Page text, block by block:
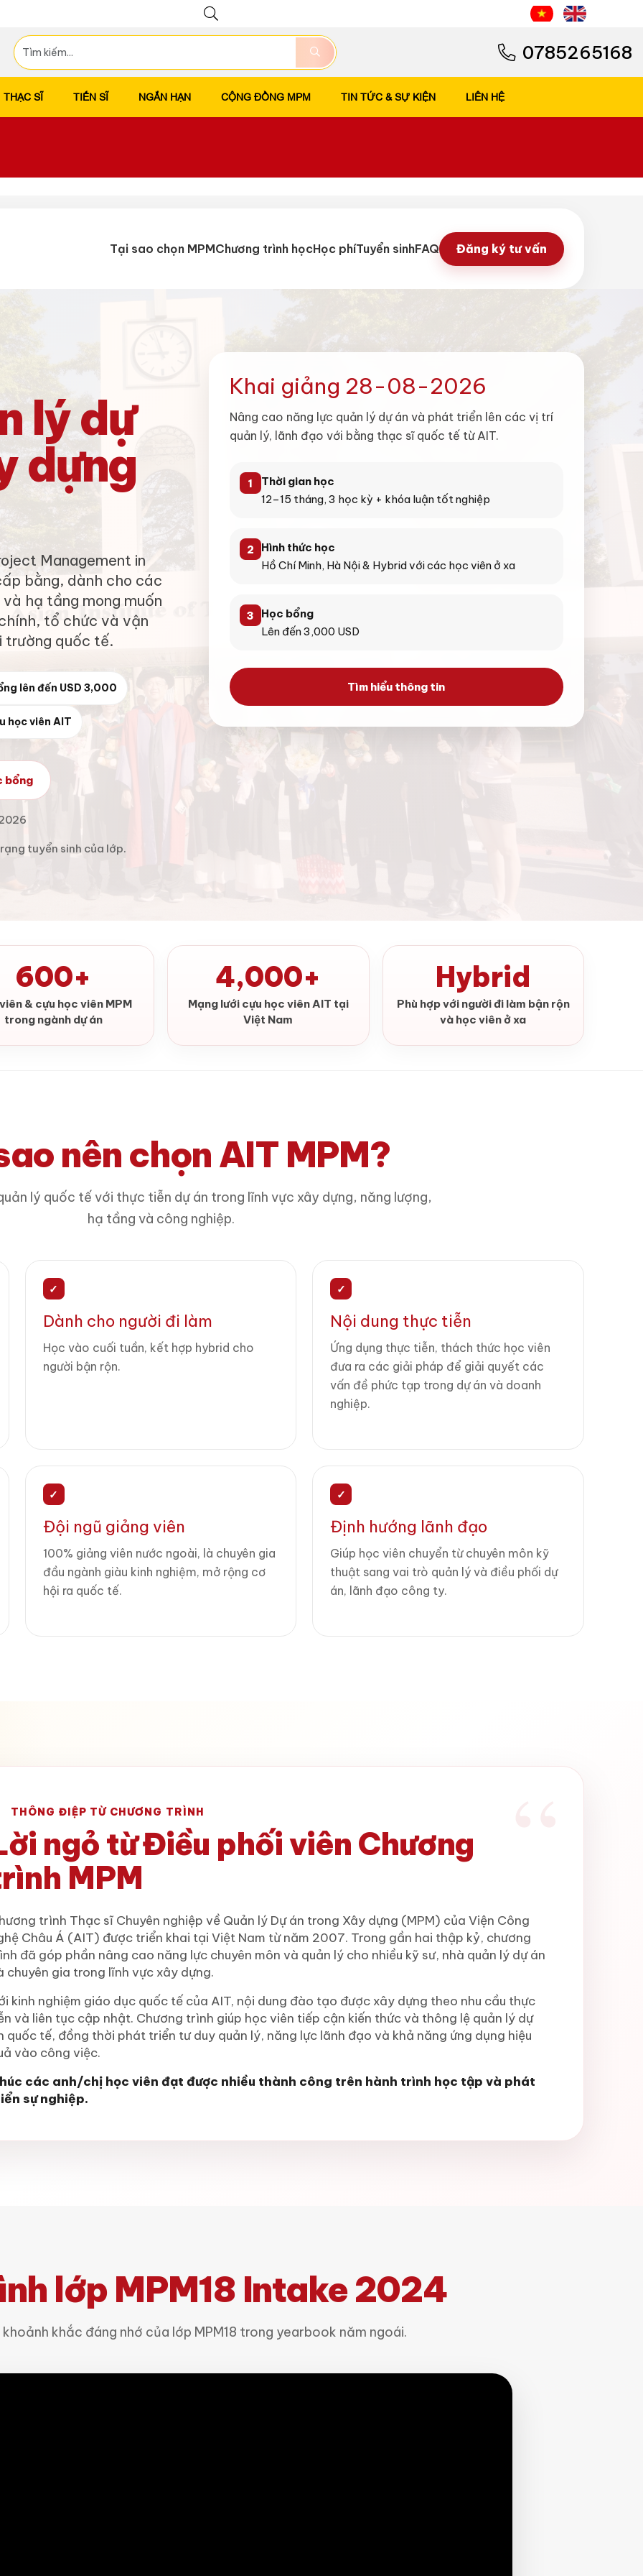
0785265168
THẠC SĨ TIẾN SĨ NGẮN HẠN CỘNG ĐỒNG MPM TIN TỨC & SỰ KIỆN LIÊN HỆ
Tại sao chọn MPMChương trình họcHọc phíTuyển sinhFAQ Đăng ký tư vấn
lý dự
dựng
Management in
bằng, dành cho các
hạ tầng mong muốn
tổ chức và vận
trường quốc tế.
lên đến USD 3,000
học viên AIT
bổng
tuyển sinh của lớp.
Khai giảng 28-08-2026
Nâng cao năng lực quản lý dự án và phát triển lên các vị trí
quản lý, lãnh đạo với bằng thạc sĩ quốc tế từ AIT.
1
Thời gian học
12–15 tháng, 3 học kỳ + khóa luận tốt nghiệp
2 Hình thức học
Hồ Chí Minh, Hà Nội & Hybrid với các học viên ở xa
3 Học bổng
Lên đến 3,000 USD
Tìm hiểu thông tin
600+
& cựu học viên MPM
trong ngành dự án
4,000+
Mạng lưới cựu học viên AIT tại
Việt Nam
Hybrid
Phù hợp với người đi làm bận rộn
và học viên ở xa
nên chọn AIT MPM?
lý quốc tế với thực tiễn dự án trong lĩnh vực xây dựng, năng lượng,
hạ tầng và công nghiệp.
✓
Dành cho người đi làm
Học vào cuối tuần, kết hợp hybrid cho
người bận rộn.
✓
Nội dung thực tiễn
Ứng dụng thực tiễn, thách thức học viên
đưa ra các giải pháp để giải quyết các
vấn đề phức tạp trong dự án và doanh
nghiệp.
✓
Đội ngũ giảng viên
100% giảng viên nước ngoài, là chuyên gia
đầu ngành giàu kinh nghiệm, mở rộng cơ
hội ra quốc tế.
✓
Định hướng lãnh đạo
Giúp học viên chuyển từ chuyên môn kỹ
thuật sang vai trò quản lý và điều phối dự
án, lãnh đạo công ty.
THÔNG ĐIỆP TỪ CHƯƠNG TRÌNH
ngỏ từ Điều phối viên Chương
MPM
trình Thạc sĩ Chuyên nghiệp về Quản lý Dự án trong Xây dựng (MPM) của Viện Công
Châu Á (AIT) được triển khai tại Việt Nam từ năm 2007. Trong gần hai thập kỷ, chương
đã góp phần nâng cao năng lực chuyên môn và quản lý cho nhiều kỹ sư, nhà quản lý dự án
chuyên gia trong lĩnh vực xây dựng.
kinh nghiệm giáo dục quốc tế của AIT, nội dung đào tạo được xây dựng theo nhu cầu thực
và liên tục cập nhật. Chương trình giúp học viên tiếp cận kiến thức và thông lệ quản lý dự
quốc tế, đồng thời phát triển tư duy quản lý, năng lực lãnh đạo và khả năng ứng dụng hiệu
vào công việc.
các anh/chị học viên đạt được nhiều thành công trên hành trình học tập và phát
sự nghiệp.
lớp MPM18 Intake 2024
khoảnh khắc đáng nhớ của lớp MPM18 trong yearbook năm ngoái.